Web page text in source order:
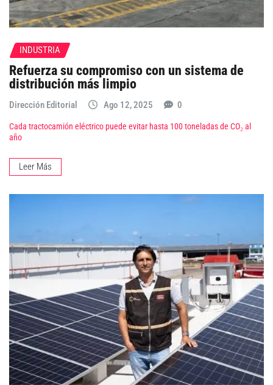
INDUSTRIA
Refuerza su compromiso con un sistema de
distribución más limpio
Dirección Editorial Ago 12, 2025 0
Cada tractocamión eléctrico puede evitar hasta 100 toneladas de CO₂ al
año
Leer Más